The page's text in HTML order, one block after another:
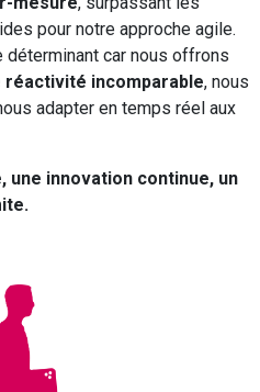
pour notre approche agile.
déterminant car nous offrons
incomparable, nous
adapter en temps réel aux
une innovation continue, un